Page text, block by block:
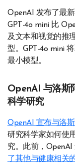
OpenAI 发布了最
GPT-4o mini 比
及文本和视觉的推
型。GPT-4o mini
最小模型。
OpenAI 与洛斯
科学研究
OpenAI 宣布与洛
研究科学家如何使
究。此前，OpenAI
了其他与健康相关